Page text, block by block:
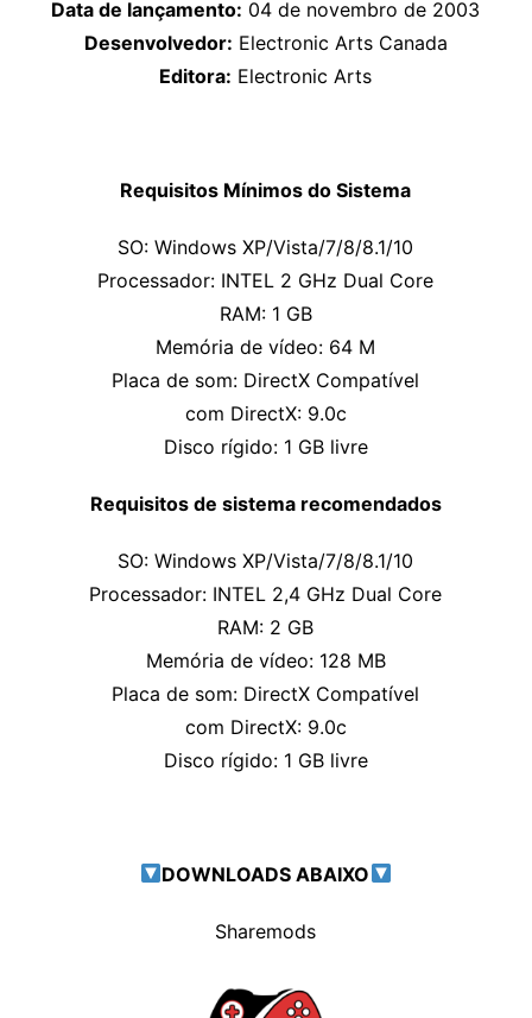
Data de lançamento: 04 de novembro de 2003
Desenvolvedor: Electronic Arts Canada
Editora: Electronic Arts
Requisitos Mínimos do Sistema
SO: Windows XP/Vista/7/8/8.1/10
Processador: INTEL 2 GHz Dual Core
RAM: 1 GB
Memória de vídeo: 64 M
Placa de som: DirectX Compatível
com DirectX: 9.0c
Disco rígido: 1 GB livre
Requisitos de sistema recomendados
SO: Windows XP/Vista/7/8/8.1/10
Processador: INTEL 2,4 GHz Dual Core
RAM: 2 GB
Memória de vídeo: 128 MB
Placa de som: DirectX Compatível
com DirectX: 9.0c
Disco rígido: 1 GB livre
DOWNLOADS ABAIXO
Sharemods